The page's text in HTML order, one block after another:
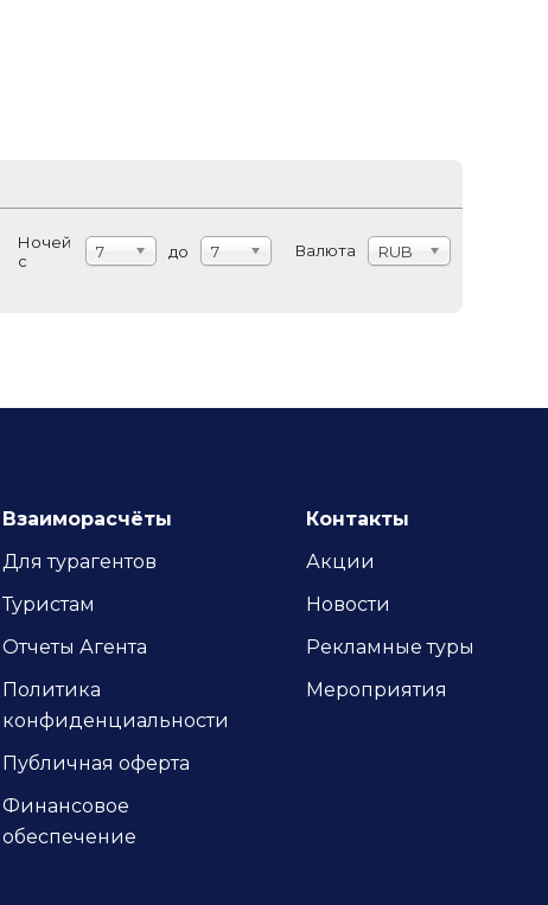
Ночей
с
7 до 7 Валюта RUB
Взаиморасчёты
Для турагентов
Туристам
Отчеты Агента
Политика
конфиденциальности
Публичная оферта
Финансовое
обеспечение
Контакты
Акции
Новости
Рекламные туры
Мероприятия